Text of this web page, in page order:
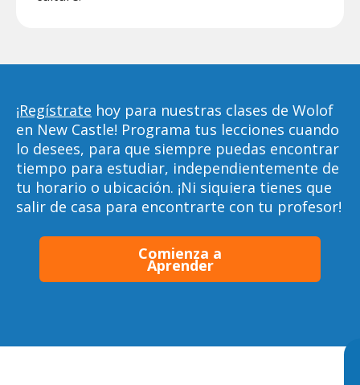
¡Regístrate hoy para nuestras clases de Wolof
en New Castle! Programa tus lecciones cuando
lo desees, para que siempre puedas encontrar
tiempo para estudiar, independientemente de
tu horario o ubicación. ¡Ni siquiera tienes que
salir de casa para encontrarte con tu profesor!
Comienza a
Aprender